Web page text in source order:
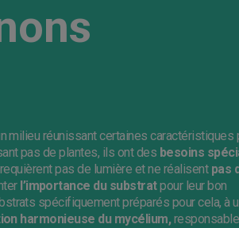
milieu réunissant certaines caractéristiques
pas de plantes, ils ont des besoins
pas de lumière et ne réalisent pas
l’importance du substratpour leur bon
spécifiquement préparés pour cela, à
harmonieuse du mycélium,